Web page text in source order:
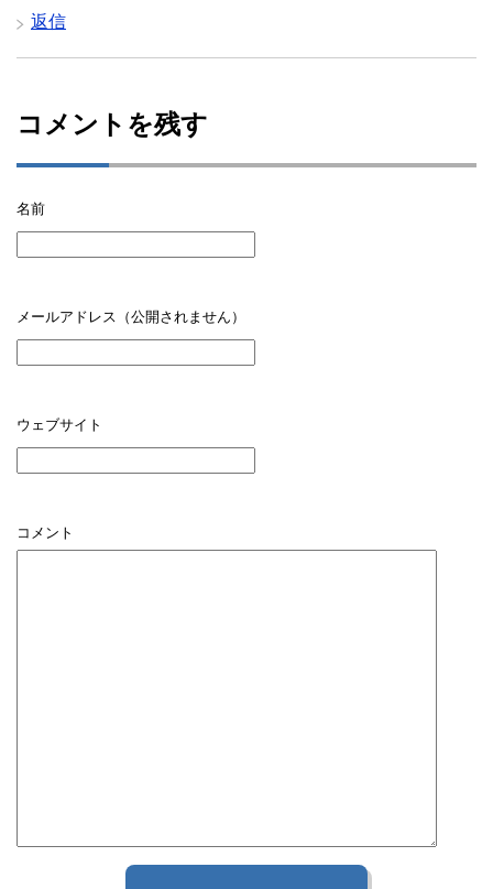
返信
コメントを残す
名前
メールアドレス（公開されません）
ウェブサイト
コメント